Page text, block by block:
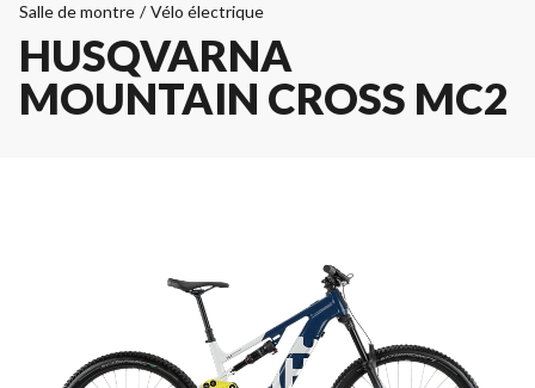
Salle de montre / Vélo électrique
HUSQVARNA
MOUNTAIN CROSS MC2